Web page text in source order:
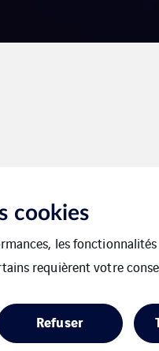
cookies
les
requièrent votre
Refuser